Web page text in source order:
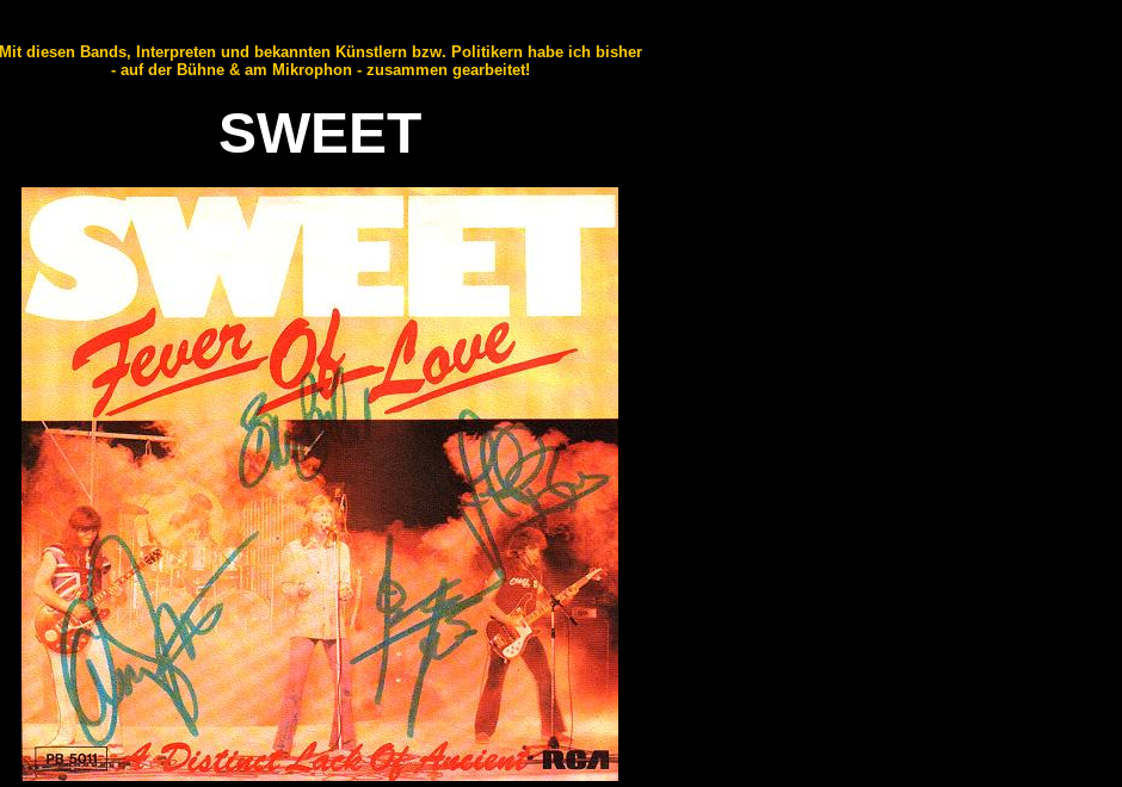
Mit diesen Bands, Interpreten und bekannten Künstlern bzw. Politikern habe ich bisher
- auf der Bühne & am Mikrophon - zusammen gearbeitet!
SWEET